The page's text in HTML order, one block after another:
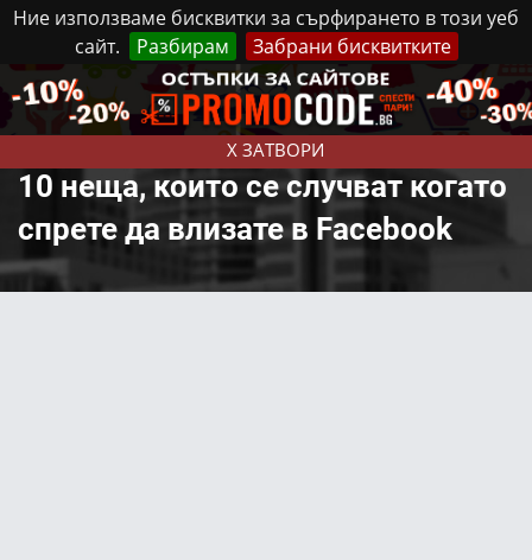
Ние използваме бисквитки за сърфирането в този уеб
сайт.
Разбирам Забрани бисквитките
X ЗАТВОРИ
Неделя, 9 Август, 2026 Реклама Контакти
10 неща, които се случват когато
спрете да влизате в Facebook